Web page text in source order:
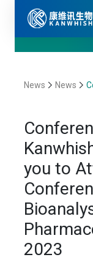
News News
you to
2023